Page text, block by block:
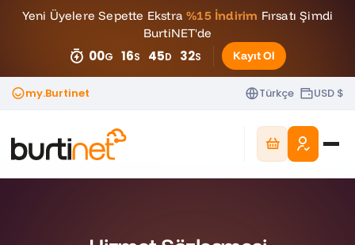
Yeni Üyelere Sepette Ekstra%15 İndirim Fırsatı Şimdi
BurtiNET'de
00G 16S 45D 31S Kayıt Ol
my.Burtinet Türkçe USD $